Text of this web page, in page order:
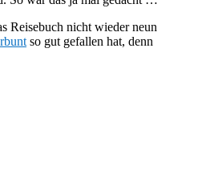
Reisebuch nicht wieder neun
so gut gefallen hat, denn